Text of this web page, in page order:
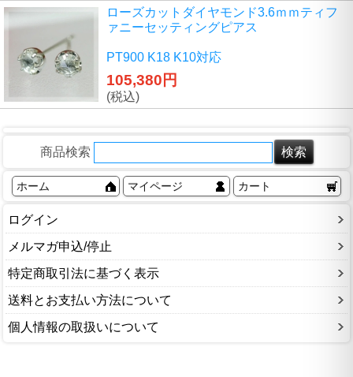
ローズカットダイヤモンド3.6ｍｍティフ
ァニーセッティングピアス
PT900 K18 K10対応
105,380円
(税込)
商品検索
ホーム マイページ カート
ログイン
メルマガ申込/停止
特定商取引法に基づく表示
送料とお支払い方法について
個人情報の取扱いについて